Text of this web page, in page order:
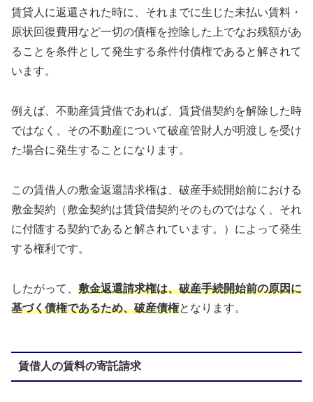
賃貸人に返還された時に、それまでに生じた未払い賃料・
原状回復費用など一切の債権を控除した上でなお残額があ
ることを条件として発生する条件付債権であると解されて
います。
例えば、不動産賃貸借であれば、賃貸借契約を解除した時
ではなく、その不動産について破産管財人が明渡しを受け
た場合に発生することになります。
この賃借人の敷金返還請求権は、破産手続開始前における
敷金契約（敷金契約は賃貸借契約そのものではなく、それ
に付随する契約であると解されています。）によって発生
する権利です。
したがって、 敷金返還請求権は、破産手続開始前の原因に
基づく債権であるため、破産債権となります。
賃借人の賃料の寄託請求